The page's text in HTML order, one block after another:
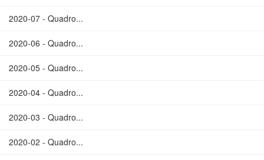
2020-07 - Quadro...
2020-06 - Quadro...
2020-05 - Quadro...
2020-04 - Quadro...
2020-03 - Quadro...
2020-02 - Quadro...